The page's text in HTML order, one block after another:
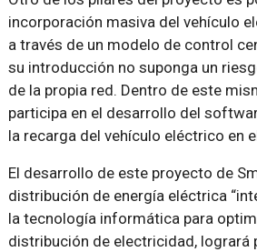
incorporación masiva del vehículo
a través de un modelo de control
su introducción no suponga un
de la propia red. Dentro de este
participa en el desarrollo del
la recarga del vehículo eléctrico en
El desarrollo de este proyecto de
distribución de energía eléctrica
la tecnología informática para
distribución de electricidad, logrará